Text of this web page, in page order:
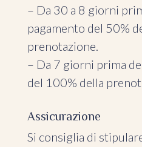
– Da 30 a 8 giorni
pagamento del 50%
prenotazione.
– Da 7 giorni prima
del 100% della
Assicurazione
Si consiglia di